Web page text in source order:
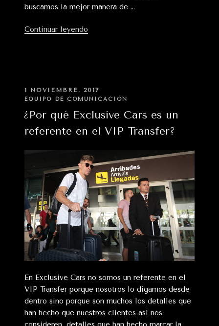
buscamos la mejor manera de …
Continuar leyendo
flota
de
vehículos»
PUBLICADO
EN
1 NOVIEMBRE, 2017
EQUIPO DE COMUNICACIÓN
¿Por qué Exclusive Cars es un
referente en el VIP Transfer?
En Exclusive Cars no somos un referente en el
VIP Transfer porque nosotros lo digamos desde
dentro sino porque son muchos los detalles que
han hecho que nuestros clientes así nos